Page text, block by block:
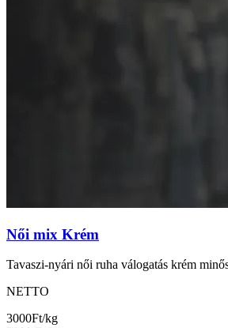
Női mix Krém
Tavaszi-nyári női ruha válogatás krém
NETTO
3000Ft/kg